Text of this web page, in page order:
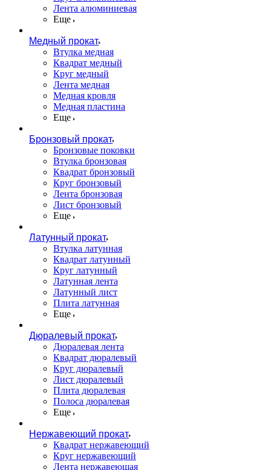
Лента алюминиевая
Еще
Медный прокат
Втулка медная
Квадрат медный
Круг медный
Лента медная
Медная кровля
Медная пластина
Еще
Бронзовый прокат
Бронзовые поковки
Втулка бронзовая
Квадрат бронзовый
Круг бронзовый
Лента бронзовая
Лист бронзовый
Еще
Латунный прокат
Втулка латунная
Квадрат латунный
Круг латунный
Латунная лента
Латунный лист
Плита латунная
Еще
Дюралевый прокат
Дюралевая лента
Квадрат дюралевый
Круг дюралевый
Лист дюралевый
Плита дюралевая
Полоса дюралевая
Еще
Нержавеющий прокат
Квадрат нержавеющий
Круг нержавеющий
Лента нержавеющая